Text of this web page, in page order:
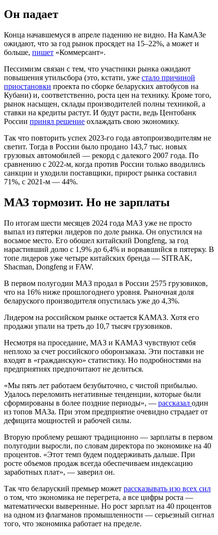
Он падает
Конца начавшемуся в апреле падению не видно. На КамАЗе
ожидают, что за год рынок просядет на 15–22%, а может и
больше, пишет «Коммерсант».
Пессимизм связан с тем, что участники рынка ожидают
повышения утильсбора (это, кстати, уже стало причиной
приостановки проекта по сборке беларуских автобусов на
Кубани) и, соответственно, роста цен на технику. Кроме того,
рынок насыщен, склады производителей полны техникой, а
ставки на кредиты растут. И будут расти, ведь Центобанк
России принял решение охлаждать свою экономику.
Так что повторить успех 2023-го года автопроизводителям не
светит. Тогда в России было продано 143,7 тыс. новых
грузовых автомобилей — рекорд с далекого 2007 года. По
сравнению с 2022-м, когда против России только вводились
санкции и уходили поставщики, прирост рынка составил
71%, с 2021-м — 44%.
МАЗ тормозит. Но не зарплаты
По итогам шести месяцев 2024 года МАЗ уже не просто
выпал из пятерки лидеров по доле рынка. Он опустился на
восьмое место. Его обошел китайский Dongfeng, за год
нарастивший долю с 1,9% до 6,4% и ворвавшийся в пятерку. В
топе лидеров уже четыре китайских бренда — SITRAK,
Shacman, Dongfeng и FAW.
В первом полугодии МАЗ продал в России 2575 грузовиков,
что на 16% ниже прошлогоднего уровня. Рыночная доля
беларуского производителя опустилась уже до 4,3%.
Лидером на российском рынке остается КАМАЗ. Хотя его
продажи упали на треть до 10,7 тысяч грузовиков.
Несмотря на проседание, МАЗ и КАМАЗ чувствуют себя
неплохо за счет российского оборонзаказа. Эти поставки не
входят в «гражданскую» статистику. Но подробностями на
предприятиях предпочитают не делиться.
«Мы пять лет работаем безубыточно, с чистой прибылью.
Удалось переломить негативные тенденции, которые были
сформированы в более поздние периоды», — рассказал один
из топов МАЗа. При этом предприятие очевидно страдает от
дефицита мощностей и рабочей силы.
Вторую проблему решают традиционно — зарплаты в первом
полугодии выросли, по словам директора по экономике на 40
процентов. «Этот темп будем поддерживать дальше. При
росте объемов продаж всегда обеспечиваем индексацию
заработных плат», — заверил он.
Так что беларуский премьер может рассказывать изо всех сил
о том, что экономика не перегрета, а все цифры роста —
математически выверенные. Но рост зарплат на 40 процентов
на одном из флагманов промышленности — серьезный сигнал
того, что экономика работает на пределе.